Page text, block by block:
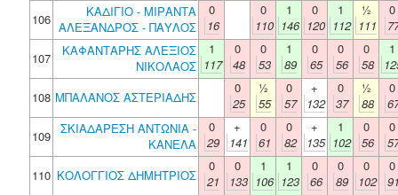
106
ΚΑΔΙΓΙΟ - ΜΙΡΑΝΤΑ
ΑΛΕΞΑΝΔΡΟΣ - ΠΑΥΛΟΣ
0
16
0
110
1
146
0
120
1
112
½
111
0
107
ΚΑΦΑΝΤΑΡΗΣ ΑΛΕΞΙΟΣ
ΝΙΚΟΛΑΟΣ
1
117
0
48
0
53
1
89
0
65
0
56
0
58
1
108 ΜΠΑΛΑΝΟΣ ΑΣΤΕΡΙΑΔΗΣ
0
25
½
55
0
57
+
132
0
37
½
88
0
109 ΣΚΙΑΔΑΡΕΣΗ ΑΝΤΩΝΙΑ -
ΚΑΝΕΛΑ
0
29
+
141
0
61
0
82
+
135
1
102
0
56
0
110 ΚΟΛΟΓΓΙΟΣ ΔΗΜΗΤΡΙΟΣ
0
21
0
133
1
106
1
123
0
66
0
89
0
102
0